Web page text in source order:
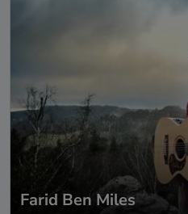
Farid Ben Miles